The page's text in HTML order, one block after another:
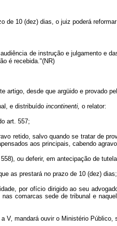
de 10 (dez) dias, o juiz poderá
de instrução e julgamento e
é recebida."(NR)
artigo, desde que argüido e provado
e distribuído incontinenti, o relator:
art. 557;
retido, salvo quando se tratar de
aos principais, cabendo
ou deferir, em antecipação de
as prestará no prazo de 10 (dez) dias;
por ofício dirigido ao seu
comarcas sede de tribunal e
V, mandará ouvir o Ministério Público,